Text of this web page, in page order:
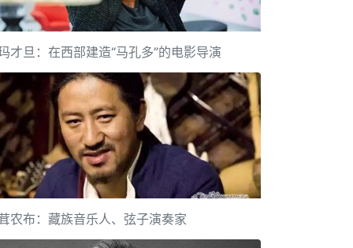
才旦：在西部建造“马孔多”的电影导演
农布：藏族音乐人、弦子演奏家